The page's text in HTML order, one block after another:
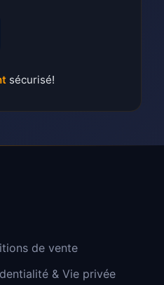
sécurisé!
de vente
& Vie privée